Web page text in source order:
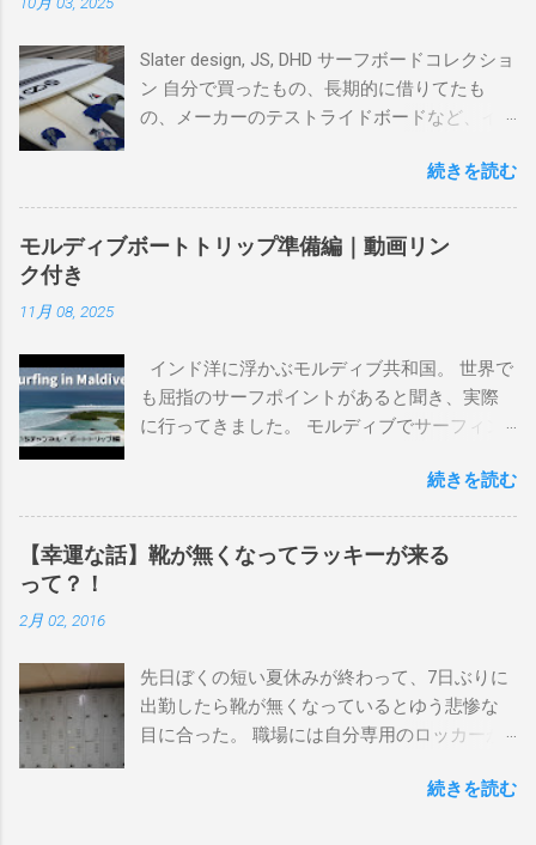
Slater design, JS, DHD サーフボードコレクショ
ン 自分で買ったもの、長期的に借りてたも
の、メーカーのテストライドボードなど、イ
を書き残しているページです。 記録と残して
るので、過去のボードたちはもうすでに人に
譲って、手元に無いのがほとんどだけど。 色
んなサーフボードに乗って、サーフィンの世
ーメイドビーチ 最もロングライドしてきたポ
イント スナッパー、レインボーベイ、グリ
ーンマウント、クーリービーチ、キラ、レノ
狙っているポイント バーレー、キラ、レイ
ンボーベイ、クーリービーチ 絶対に入りたい
ポイント ベルズビーチ、グレートオーシャ
ナチュラル DHD DX-1
5'10"×18'3/8×2'3/16 Glassing Team 4×4
Extra Toe patch FCS Dacy 6'0 Nick Maz 5'5"×
18'7/8"×2'5/18 FCS 375mm 295mm Firewire
Slater design OMNI 5' 3"×18'5/8"×2'1/4" Round
続きを読む
モルディブボートトリップ準備編｜動画リン
ク付き
11月 08, 2025
インド洋に浮かぶモルディブ共和国。 世界で
も屈指のサーフポイントがあると聞き、実際
に行ってきました。 モルディブでサーフィン
テルやリゾートに滞在して目の前のブレイク
を独占するスタイル。もうひとつが、複数の
ポイントを巡る「ボートトリップ」です。 今
回はそのボートトリップで、時間と空間の贅
系YouTubeチャンネル「よういちチャンネル
Spirit Kooks」と、国内外のサーフトリップ専
門旅行会社「Geekoutトラベル」さんとのコラ
際に行ったアクセス方法やスケジュールをま
続きを読む
【幸運な話】靴が無くなってラッキーが来る
って？！
2月 02, 2016
先日ぼくの短い夏休みが終わって、7日ぶりに
出勤したら靴が無くなっているとゆう悲惨な
目に合った。 職場には自分専用のロッカーが
んでいるのだが、仕事中に履いているシェフ
続きを読む